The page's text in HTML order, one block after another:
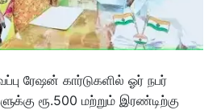
ரேஷன் கார்டுகளில் ஓர் நபர்
ரூ.500 மற்றும் இரண்டிற்கு